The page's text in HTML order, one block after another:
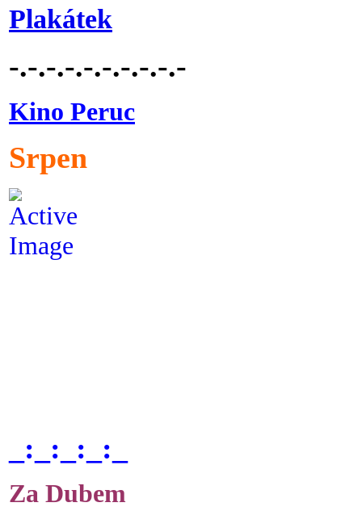
Plakátek
-.-.-.-.-.-.-.-.-.-
Kino Peruc
Srpen
_:_:_:_:_
Za Dubem